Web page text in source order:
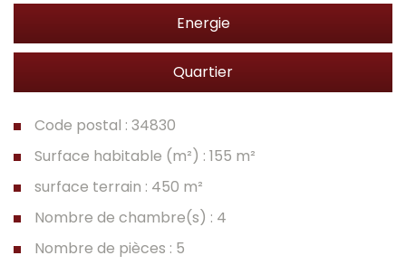
Energie
Quartier
Code postal : 34830
Surface habitable (m²) : 155 m²
surface terrain : 450 m²
Nombre de chambre(s) : 4
Nombre de pièces : 5